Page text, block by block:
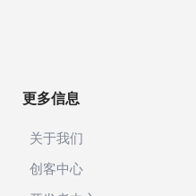
更多信息
关于我们
创客中心